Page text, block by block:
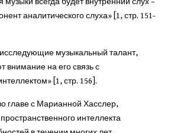
аналитического слуха» [1, стр. 151-
музыкальный талант,
внимание на его связь с
[1, стр. 156].
главе с Марианной Хасслер,
интеллекта